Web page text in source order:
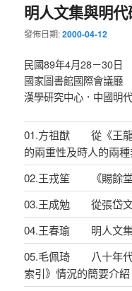
明人文集與明
發佈日期:2000-04-12
民國89年4月28－30日
國家圖書館國際會議廳
漢學研究中心．中國明
01.方祖猷 從《王龍
的兩重性及時人的兩
02.王戎笙 《賜餘堂
03.王成勉 從張岱文
04.王春瑜 明人文集
05.毛佩琦 八十年代
索引》情況的簡要介紹